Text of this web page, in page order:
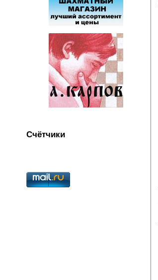
Счётчики